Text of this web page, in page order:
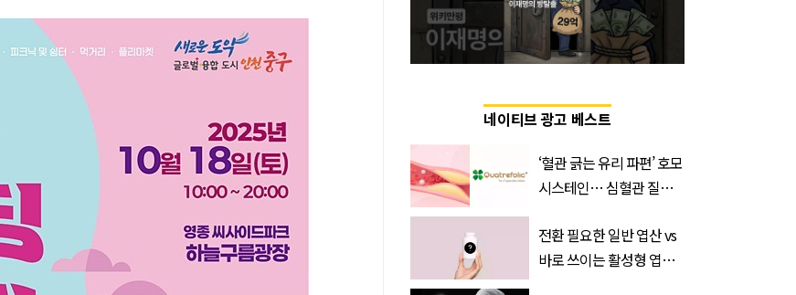
네이티브 광고 베스트
‘혈관 긁는 유리 파편’ 호모
시스테인… 심혈관 질환
전환 필요한 일반 엽산 vs
바로 쓰이는 활성형 엽